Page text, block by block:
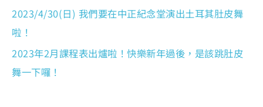
2023/4/30(日) 我們要在中正紀念堂演出土耳其肚皮舞
啦！
2023年2月課程表出爐啦！快樂新年過後，是該跳肚皮
舞一下囉！